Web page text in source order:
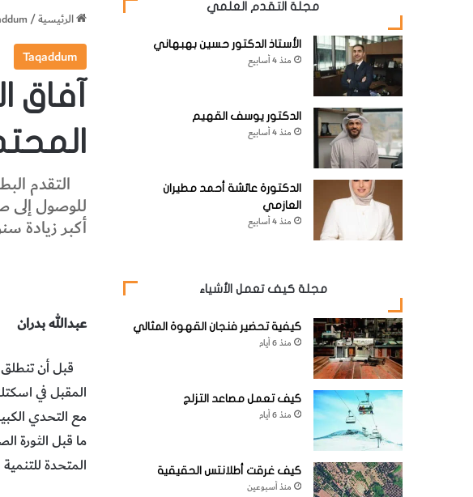
الرئيسية/
Taqaddum
التقدم
أكبر زيادة
عبدالله بدران
المقبل في
مع التحدي
المتحدة للتنمية
مجلة التقدم العلمي
الأستاذ الدكتور حسين بهبهاني
منذ 4 أسابيع
الدكتور يوسف القهيم
منذ 4 أسابيع
الدكتورة عائشة أحمد مطيران
العازمي
منذ 4 أسابيع
مجلة كيف تعمل الأشياء
كيفية تحضير فنجان القهوة المثالي
منذ 6 أيام
كيف تعمل مصاعد التزلج
منذ 6 أيام
كيف غرقت أطلانتس الحقيقية
منذ أسبوعين